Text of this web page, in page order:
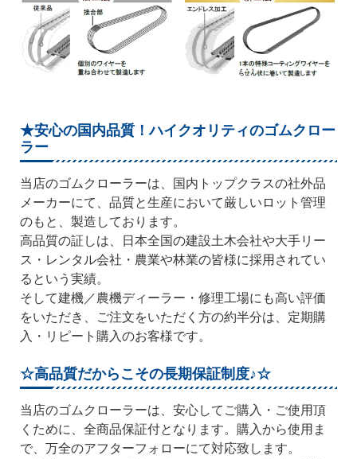
★安心の国内品質！ハイクオリティのゴムクロー
ラー
当店のゴムクローラーは、国内トップクラスの社外品
メーカーにて、品質と生産において厳しいロット管理
のもと、製造しております。
高品質の証しは、日本全国の建設土木会社や大手リー
ス・レンタル会社・農業や林業の皆様に採用されてい
るという実績。
そして建機／農機ディーラー・修理工場にも高い評価
をいただき、ご注文をいただく方の約半分は、定期購
入・リピート購入のお客様です。
☆高品質だからこその長期保証制度♪☆
当店のゴムクローラーは、安心してご購入・ご使用頂
くために、全商品保証付となります。購入から使用ま
で、万全のアフターフォローにて対応致します。